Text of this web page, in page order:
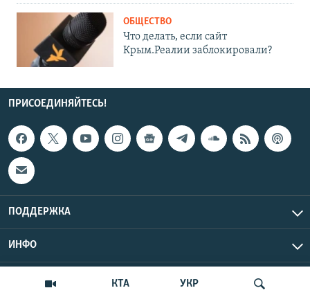
КТА УКР
ОБЩЕСТВО
Что делать, если сайт
Крым.Реалии заблокировали?
ПРИСОЕДИНЯЙТЕСЬ!
ПОДДЕРЖКА
ИНФО
Copyright Крым.Реалии, 2026 | Все права защищены.
UTC+3